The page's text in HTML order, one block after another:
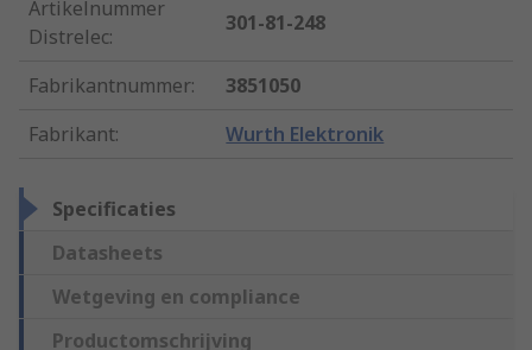
Artikelnummer
Distrelec:
301-81-248
Fabrikantnummer:
3851050
Fabrikant: Wurth Elektronik
Specificaties
Datasheets
Wetgeving en compliance
Productomschrijving